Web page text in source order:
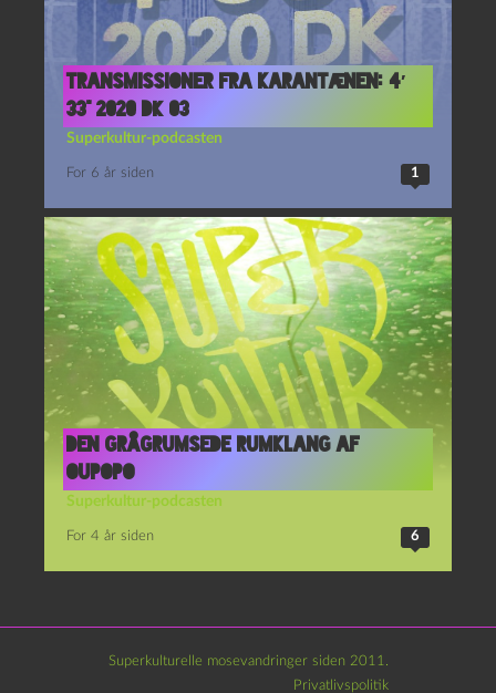
Transmissioner fra karantænen: 4′
33” 2020 DK 03
Superkultur-podcasten
For 6 år siden 1
Den grågrumsede rumklang af
OuPoPo
Superkultur-podcasten
For 4 år siden 6
Superkulturelle mosevandringer siden 2011.
Privatlivspolitik